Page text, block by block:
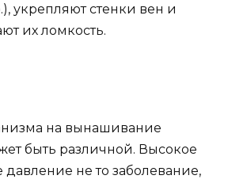
укрепляют стенки вен и
их ломкость.
на вынашивание
быть различной. Высокое
давление не то заболевание,